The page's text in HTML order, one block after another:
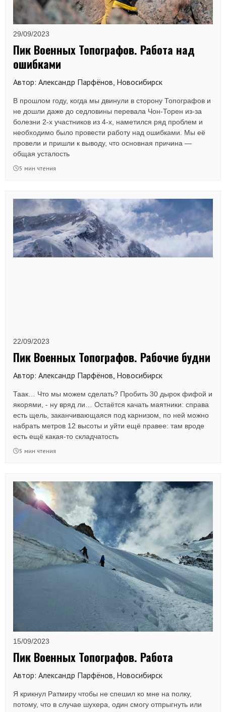
29/09/2023
Пик Военных Топографов. Работа над
ошибками
Автор: Александр Парфёнов, Новосибирск
В прошлом году, когда мы двинули в сторону Топографов и
не дошли даже до седловины перевала Чон-Торен из-за
болезни 2-х участников из 4-х, наметился ряд проблем и
необходимо было провести работу над ошибками. Мы её
провели и пришли к выводу, что основная причина —
общая усталость
5 мин чтения
22/09/2023
Пик Военных Топографов. Рабочие будни
Автор: Александр Парфёнов, Новосибирск
Таак… Что мы можем сделать? Пробить 30 дырок фифой и
якорями, - ну вряд ли… Остаётся качать маятники: справа
есть щель, заканчивающаяся под карнизом, по ней можно
набрать метров 12 высоты и уйти ещё правее: там вроде
есть ещё какая-то складчатость
5 мин чтения
15/09/2023
Пик Военных Топографов. Работа
Автор: Александр Парфёнов, Новосибирск
Я крикнул Ратмиру чтобы не спешил ко мне на полку,
потому, что в случае шухера, один смогу отпрыгнуть или